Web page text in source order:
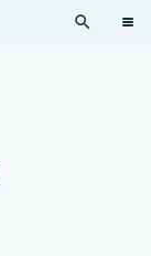
search